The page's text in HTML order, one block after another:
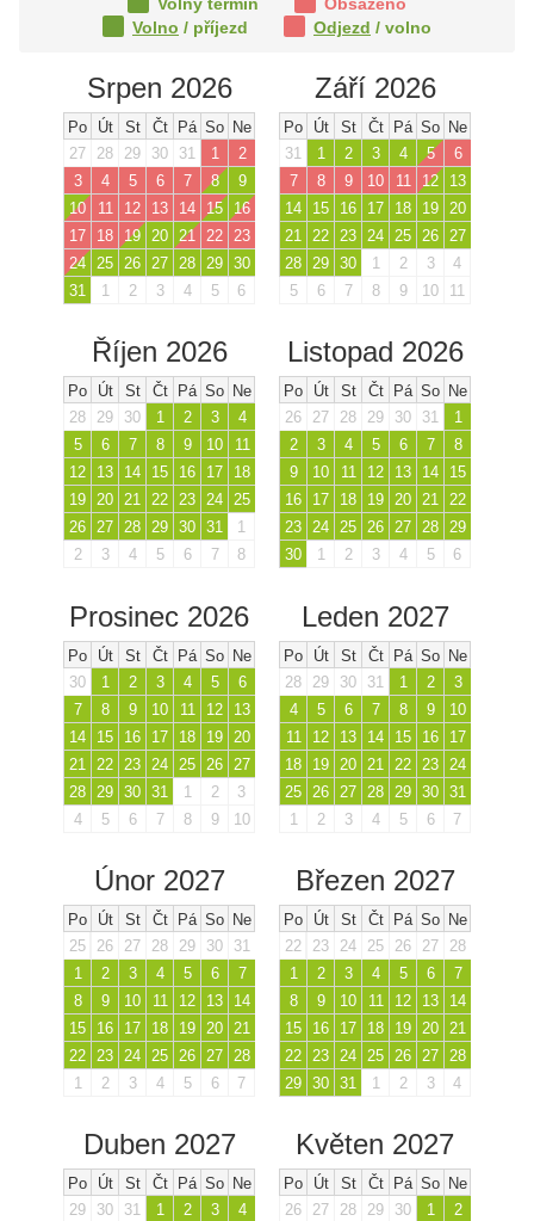
Volno / příjezd Odjezd / volno
Srpen 2026
Po Út St Čt Pá So Ne
27
28 29 30 31 1
2
3
4 5 6 7 8
9
10
11 12 13 14 15
16
17
18 19 20 21 22
23
24
25 26 27 28 29 30
31
1 2 3 4 5 6
Září 2026
Po Út St Čt Pá So Ne
31
1 2 3 4 5
6
7
8 9 10 11 12
13
14
15 16 17 18 19
20
21
22 23 24 25 26
27
28
29 30 1 2 3
4
5
6 7 8 9 10 11
Říjen 2026
Po Út St Čt Pá So Ne
28
29 30 1 2 3
4
5
6 7 8 9 10
11
12
13 14 15 16 17
18
19 20 21 22 23 24 25
26 27 28 29 30 31
1
2
3 4 5 6 7 8
Listopad 2026
Po Út St Čt Pá So Ne
26
27 28 29 30 31
1
2
3 4 5 6 7
8
9
10 11 12 13 14
15
16
17 18 19 20 21 22
23 24 25 26 27 28 29
30
1 2 3 4 5 6
Prosinec 2026
Po Út St Čt Pá So Ne
30
1 2 3 4 5
6
7
8 9 10 11 12
13
14
15 16 17 18 19
20
21
22 23 24 25 26
27
28
29 30 31 1 2
3
4
5 6 7 8 9 10
Leden 2027
Po Út St Čt Pá So Ne
28
29 30 31 1 2
3
4
5 6 7 8 9
10
11
12 13 14 15 16
17
18
19 20 21 22 23
24
25
26 27 28 29 30 31
1
2 3 4 5 6 7
Únor 2027
Po Út St Čt Pá So Ne
25
26 27 28 29 30
31
1
2 3 4 5 6
7
8
9 10 11 12 13
14
15
16 17 18 19 20 21
22 23 24 25 26 27 28
1
2 3 4 5 6 7
Březen 2027
Po Út St Čt Pá So Ne
22
23 24 25 26 27
28
1
2 3 4 5 6
7
8
9 10 11 12 13
14
15
16 17 18 19 20 21
22 23 24 25 26 27 28
29 30 31 1 2 3 4
Duben 2027
Po Út St Čt Pá So Ne
29
30 31 1 2 3
4
Květen 2027
Po Út St Čt Pá So Ne
26
27 28 29 30 1
2